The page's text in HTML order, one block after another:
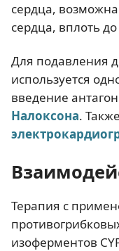
сердца,
сердца, вплоть
Для подавления
используется
введение
Налоксона.
Терапия с
изоферментов